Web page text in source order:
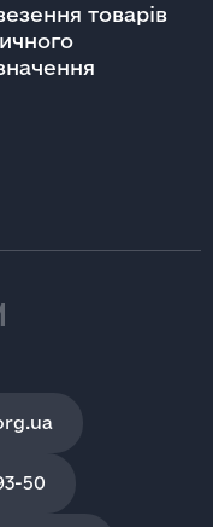
товарів
50